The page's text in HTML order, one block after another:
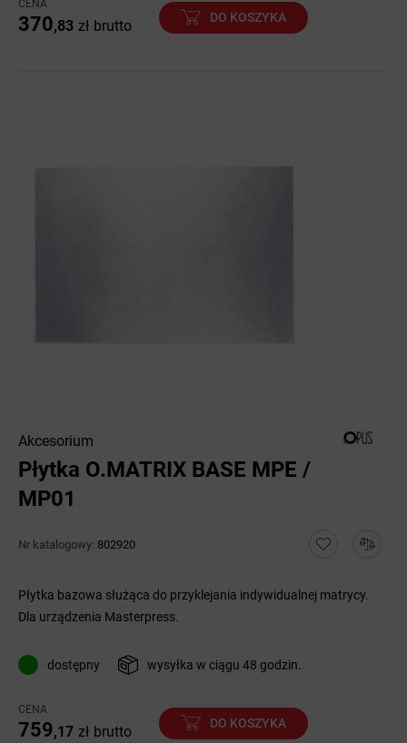
CENA
370,83 zł brutto
DO KOSZYKA
Akcesorium
Płytka O.MATRIX BASE MPE /
MP01
Nr katalogowy: 802920
Płytka bazowa służąca do przyklejania indywidualnej matrycy.
Dla urządzenia Masterpress.
dostępny wysyłka w ciągu 48 godzin.
CENA
759,17 zł brutto
DO KOSZYKA